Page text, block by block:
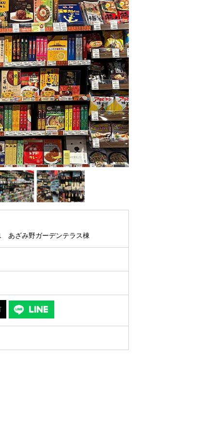
あざみ野ガーデンテラス棟